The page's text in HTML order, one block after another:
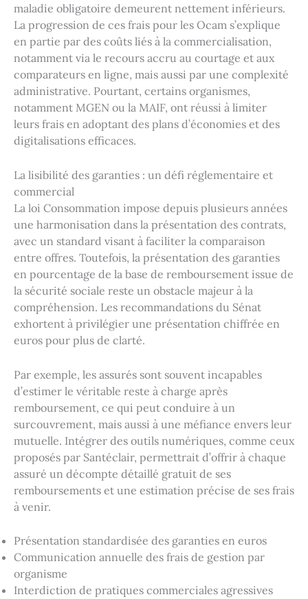
maladie obligatoire demeurent nettement inférieurs.
La progression de ces frais pour les Ocam s’explique
en partie par des coûts liés à la commercialisation,
notamment via le recours accru au courtage et aux
comparateurs en ligne, mais aussi par une complexité
administrative. Pourtant, certains organismes,
notamment MGEN ou la MAIF, ont réussi à limiter
leurs frais en adoptant des plans d’économies et des
digitalisations efficaces.
La lisibilité des garanties : un défi réglementaire et
commercial
La loi Consommation impose depuis plusieurs années
une harmonisation dans la présentation des contrats,
avec un standard visant à faciliter la comparaison
entre offres. Toutefois, la présentation des garanties
en pourcentage de la base de remboursement issue de
la sécurité sociale reste un obstacle majeur à la
compréhension. Les recommandations du Sénat
exhortent à privilégier une présentation chiffrée en
euros pour plus de clarté.
Par exemple, les assurés sont souvent incapables
d’estimer le véritable reste à charge après
remboursement, ce qui peut conduire à un
surcouvrement, mais aussi à une méfiance envers leur
mutuelle. Intégrer des outils numériques, comme ceux
proposés par Santéclair, permettrait d’offrir à chaque
assuré un décompte détaillé gratuit de ses
remboursements et une estimation précise de ses frais
à venir.
Présentation standardisée des garanties en euros
Communication annuelle des frais de gestion par
organisme
Interdiction de pratiques commerciales agressives